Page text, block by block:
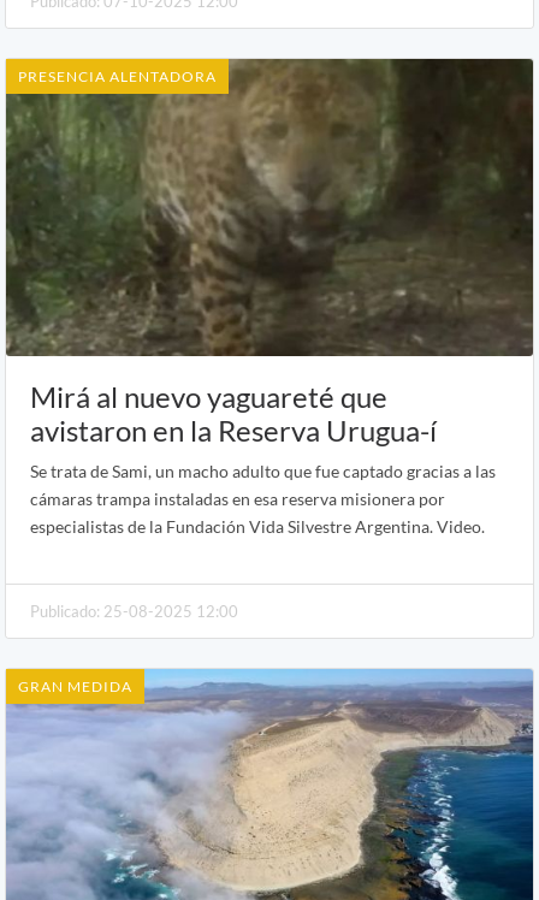
PRESENCIA ALENTADORA
Mirá al nuevo yaguareté que
avistaron en la Reserva Urugua-í
Se trata de Sami, un macho adulto que fue captado gracias a las
cámaras trampa instaladas en esa reserva misionera por
especialistas de la Fundación Vida Silvestre Argentina. Video.
Publicado: 25-08-2025 12:00
GRAN MEDIDA